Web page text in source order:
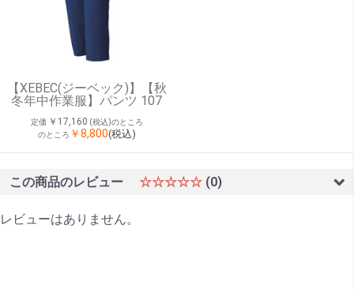
【XEBEC(ジーベック)】【秋
冬年中作業服】パンツ 107
定価 ￥17,160 (税込)のところ
のところ ￥8,800(税込)
この商品のレビュー ☆☆☆☆☆ (0)
レビューはありません。